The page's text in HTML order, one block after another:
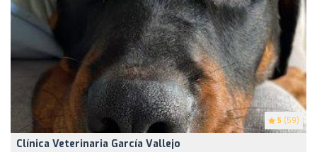
5 (59)
Clínica Veterinaria García Vallejo